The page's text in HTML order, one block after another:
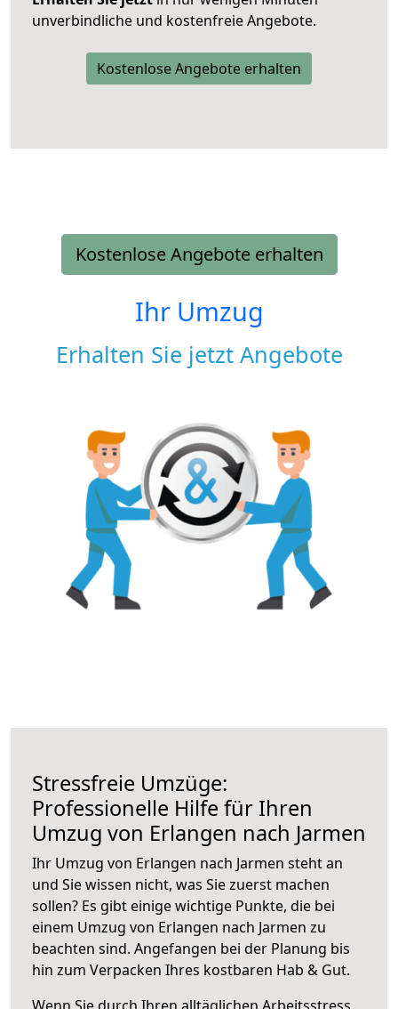
unverbindliche und kostenfreie Angebote.
Kostenlose Angebote erhalten
Kostenlose Angebote erhalten
Ihr Umzug
Erhalten Sie jetzt Angebote
Stressfreie Umzüge:
Professionelle Hilfe für Ihren
Umzug von Erlangen nach Jarmen
Ihr Umzug von Erlangen nach Jarmen steht an
und Sie wissen nicht, was Sie zuerst machen
sollen? Es gibt einige wichtige Punkte, die bei
einem Umzug von Erlangen nach Jarmen zu
beachten sind. Angefangen bei der Planung bis
hin zum Verpacken Ihres kostbaren Hab & Gut.